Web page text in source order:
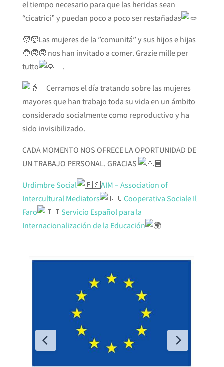
el tiempo necesario para que las heridassean
“cicatrici” y puedan poco a poco ser restañadas
🧑‍🧒Las mujeres de la ”comunitá” y sus hijos e hijas
🧑‍🧒‍🧒 nos han invitado a comer. Grazie mille per
tutto
.
Cerramos el día tratando sobre las mujeres
mayores que han trabajo toda su vida en un ámbito
considerado socialmente como reproductivo y ha
sido invisibilizado.
CADA MOMENTO NOS OFRECE LA OPORTUNIDAD DE
UN TRABAJO PERSONAL. GRACIAS
Urdimbre Social
AIM – Association of
Intercultural Mediators
Cooperativa Sociale Il
Faro
Servicio Español para la
Internacionalización de la Educación